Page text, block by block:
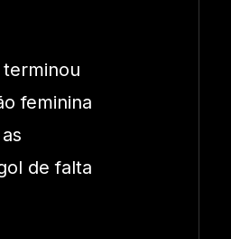
feminina
de falta